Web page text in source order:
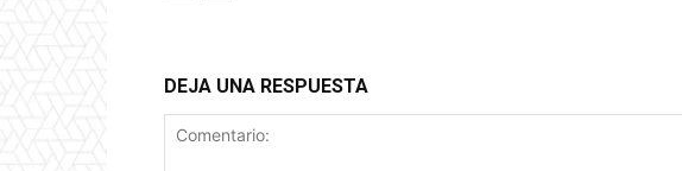
DEJA UNA RESPUESTA